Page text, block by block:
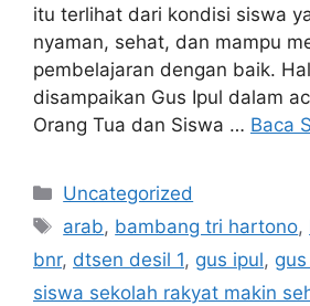
itu terlihat dari kondisi siswa
nyaman, sehat, dan mampu
pembelajaran dengan baik.
disampaikan Gus Ipul dalam
Orang Tua dan Siswa … Baca
Kategori
Uncategorized
Tag
arab, bambang tri hartono,
bnr, dtsen desil 1, gus ipul,
siswa sekolah rakyat makin